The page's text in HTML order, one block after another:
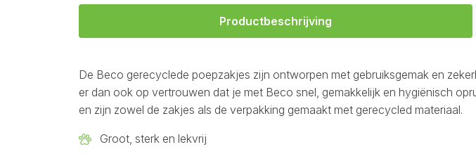
Productbeschrijving
De Beco gerecyclede poepzakjes zijn ontworpen met gebruiksgemak en
er dan ook op vertrouwen dat je met Beco snel, gemakkelijk en hygiënisch
en zijn zowel de zakjes als de verpakking gemaakt met gerecycled materiaal.
Groot, sterk en lekvrij